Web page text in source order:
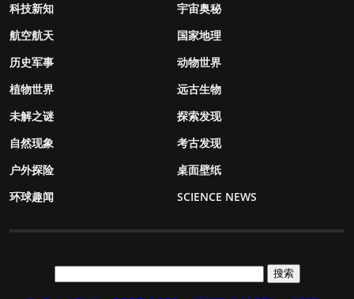
科技新知
宇宙奥秘
航空航天
国家地理
历史军事
动物世界
植物世界
远古生物
未解之谜
探索发现
自然现象
考古发现
户外探险
桌面壁纸
环球趣闻
SCIENCE NEWS